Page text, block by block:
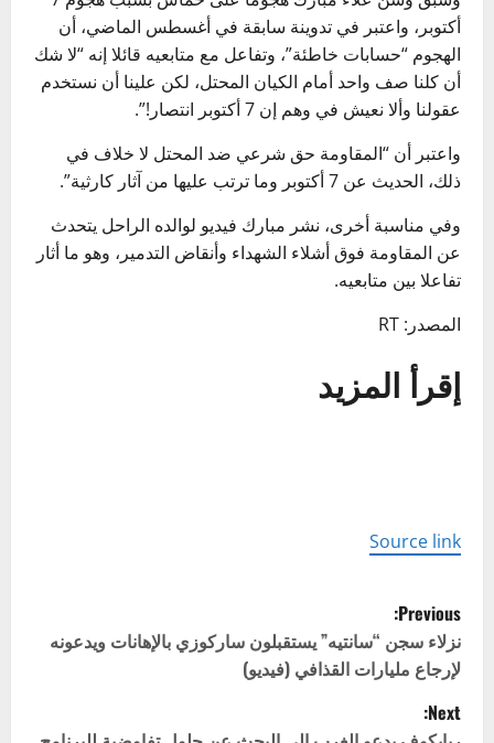
أكتوبر، واعتبر في تدوينة سابقة في أغسطس الماضي، أن
الهجوم “حسابات خاطئة”، وتفاعل مع متابعيه قائلا إنه “لا شك
أن كلنا صف واحد أمام الكيان المحتل، لكن علينا أن نستخدم
عقولنا وألا نعيش في وهم إن 7 أكتوبر انتصار!”.
واعتبر أن “المقاومة حق شرعي ضد المحتل لا خلاف في
ذلك، الحديث عن 7 أكتوبر وما ترتب عليها من آثار كارثية”.
وفي مناسبة أخرى، نشر مبارك فيديو لوالده الراحل يتحدث
عن المقاومة فوق أشلاء الشهداء وأنقاض التدمير، وهو ما أثار
تفاعلا بين متابعيه.
المصدر: RT
إقرأ المزيد
Source link
P
o
s
Previous:
نزلاء سجن “سانتيه” يستقبلون ساركوزي بالإهانات ويدعونه
لإرجاع مليارات القذافي (فيديو)
Next: